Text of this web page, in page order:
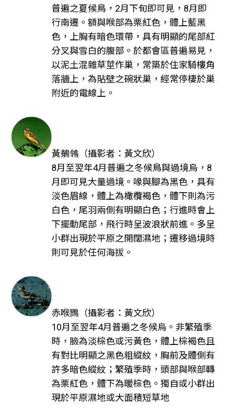
普遍之夏候鳥，2月下旬即可見，8月即
行南遷。額與喉部為栗紅色，體上藍黑
色，上胸有暗色環帶，具有明顯的尾部紅
分叉與雪白的腹部。於都會區普遍易見，
以泥土混雜草莖作巢，常築於住家騎樓角
落牆上，為貼壁之碗狀巢，經常停棲於巢
附近的電線上。
黃鶺鴒（攝影者：黃文欣）
8月至翌年4月普遍之冬候鳥與過境烏，8
月即可見大量過境。喙與腳為黑色，具有
淡色眉線，體上為橄欖褐色，體下則為污
白色，尾羽兩側有明顯白色；行進時會上
下擺動尾部，飛行時呈波浪狀前進。多呈
小群出現於平原之開闊濕地；遷移過境時
則可見於任何海拔。
赤喉鷚（攝影者：黃文欣）
10月至翌年4月普遍之冬候烏。非繁殖季
時，臉為淡棕色或污黃色，體上棕褐色且
有對比明顯之黑色粗縱紋，胸前及體側有
許多暗色縱紋；繁殖季時，頭部與喉部轉
為栗紅色，體下為暖棕色。獨自或小群出
現於平原濕地或大面積短草地